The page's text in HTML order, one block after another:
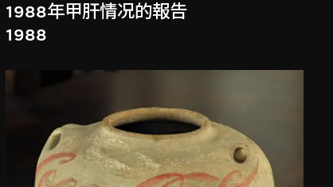
1988年甲肝情况的報告
1988